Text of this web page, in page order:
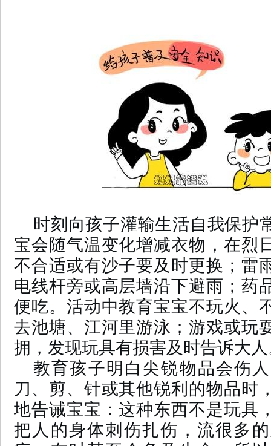
时刻向孩子灌输生活自我保护
宝会随气温变化增减衣物，在烈
不合适或有沙子要及时更换；雷
电线杆旁或高层墙沿下避雨；药
便吃。活动中教育宝宝不玩火、
去池塘、江河里游泳；游戏或玩
拥，发现玩具有损害及时告诉大
教育孩子明白尖锐物品会伤
刀、剪、针或其他锐利的物品时
地告诫宝宝：这种东西不是玩具
把人的身体刺伤扎伤，流很多